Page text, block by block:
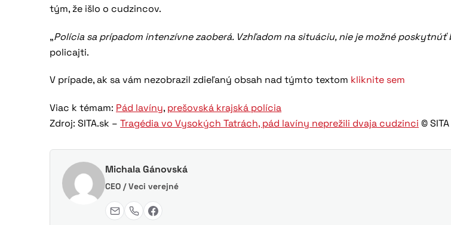
tým, že išlo o cudzincov.
„Polícia sa prípadom intenzívne zaoberá. Vzhľadom na situáciu, nie je možné
policajti.
V prípade, ak sa vám nezobrazil zdieľaný obsah nad týmto textom kliknite sem
Viac k témam: Pád lavíny, prešovská krajská polícia
Zdroj: SITA.sk –Tragédia vo Vysokých Tatrách, pád lavíny neprežili dvaja cudzinci ©
Michala Gánovská
CEO / Veci verejné